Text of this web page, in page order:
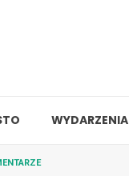
WYDARZENIA